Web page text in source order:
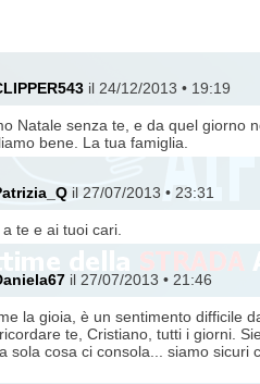
il 24/12/2013 • 19:19
Natale senza te, e da quel giorno
bene. La tua famiglia.
il 27/07/2013 • 23:31
te e ai tuoi cari.
il 27/07/2013 • 21:46
la gioia, è un sentimento difficile
te, Cristiano, tutti i giorni.
sola cosa ci consola... siamo